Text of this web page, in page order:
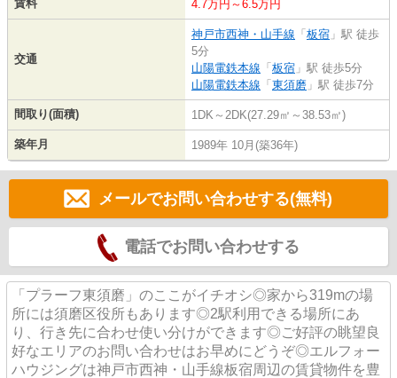
賃料 4.7万円～6.5万円
交通
神戸市西神・山手線 「板宿 」駅 徒歩
5分
山陽電鉄本線 「板宿 」駅 徒歩5分
山陽電鉄本線 「東須磨 」駅 徒歩7分
間取り(面積) 1DK～2DK(27.29㎡～38.53㎡)
築年月 1989年 10月(築36年)
メールでお問い合わせする(無料)
電話でお問い合わせする
「プラーフ東須磨」のここがイチオシ◎家から319mの場
所には須磨区役所もあります◎2駅利用できる場所にあ
り、行き先に合わせ使い分けができます◎ご好評の眺望良
好なエリアのお問い合わせはお早めにどうぞ◎エルフォー
ハウジングは神戸市西神・山手線板宿周辺の賃貸物件を豊